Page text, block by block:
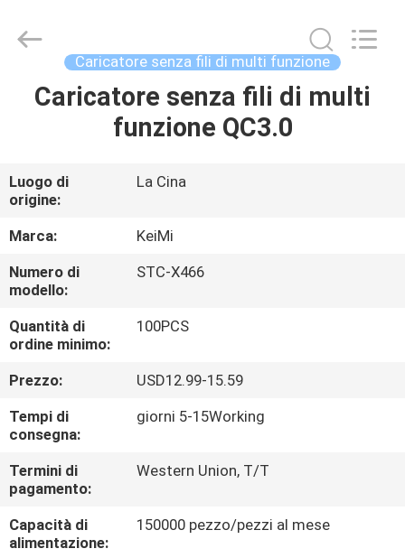
CASA
CIRCA
NOI
GIRO
DELLA
CONTROLLO
DI
QUALITÀ
CONTATTICI
Rights
Caricatore senza fili di multi funzione
Caricatore senza fili di multi
funzione QC3.0
Luogo di
origine:
La Cina
Marca:
KeiMi
Numero di
modello:
STC-X466
Quantità di
ordine minimo:
100PCS
Prezzo:
USD12.99-15.59
Tempi di
consegna:
giorni 5-15Working
Termini di
pagamento:
Western Union, T/T
Capacità di
alimentazione:
150000 pezzo/pezzi al mese